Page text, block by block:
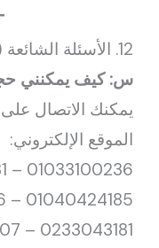
12. الأسئلة الشائعة (FAQ)
س: كيف يمكنني
يمكنك الاتصال على
الموقع الإلكتروني:
0233043181 – 0233048407 – 19224